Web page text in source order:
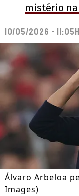
mistério
10/05/2026 -
Álvaro Arbeloa
Images)